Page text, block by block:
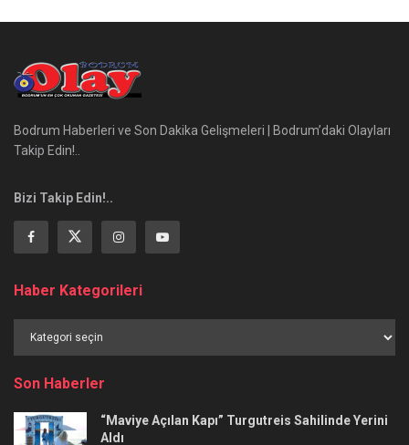
Bodrum Haberleri ve Son Dakika Gelişmeleri | Bodrum’daki Olayları
Takip Edin!..
Bizi Takip Edin!..
Haber Kategorileri
Kategorileri
Son Haberler
“Maviye Açılan Kapı” Turgutreis Sahilinde Yerini
Aldı